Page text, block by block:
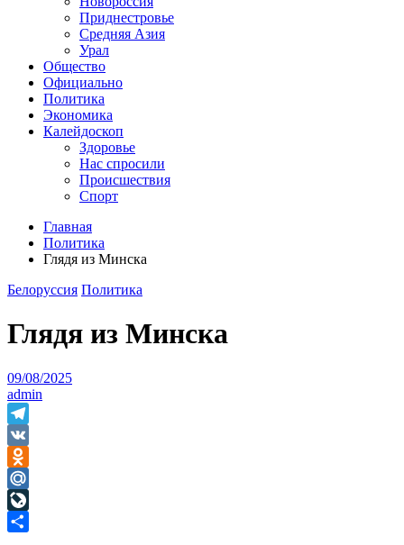
Приднестровье
Средняя Азия
Урал
Общество
Официально
Политика
Экономика
Калейдоскоп
Здоровье
Нас спросили
Происшествия
Спорт
Главная
Политика
Глядя из Минска
Белоруссия Политика
Глядя из Минска
09/08/2025
admin
Telegram
VK
Odnoklassniki
Mail.Ru
LiveJournal